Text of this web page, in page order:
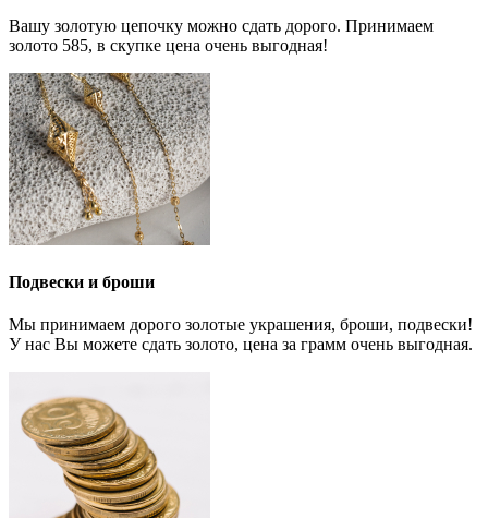
Вашу золотую цепочку можно сдать дорого. Принимаем
золото 585, в скупке цена очень выгодная!
Подвески и броши
Мы принимаем дорого золотые украшения, броши, подвески!
У нас Вы можете сдать золото, цена за грамм очень выгодная.